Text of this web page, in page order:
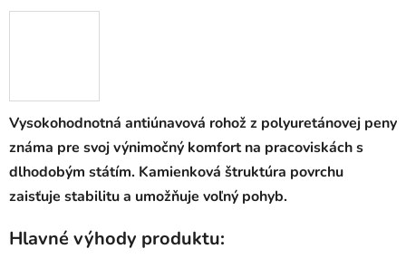
Vysokohodnotná antiúnavová rohož z polyuretánovej peny
známa pre svoj výnimočný komfort na pracoviskách s
dlhodobým státím. Kamienková štruktúra povrchu
zaisťuje stabilitu a umožňuje voľný pohyb.
Hlavné výhody produktu: